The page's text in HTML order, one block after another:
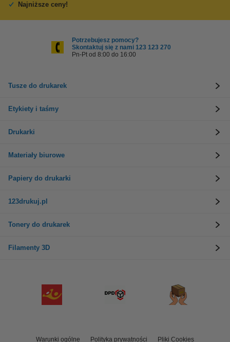
Najniższe ceny!
Potrzebujesz pomocy?
Skontaktuj się z nami 123 123 270
Pn-Pt od 8:00 do 16:00
Tusze do drukarek
Etykiety i taśmy
Drukarki
Materiały biurowe
Papiery do drukarki
123drukuj.pl
Tonery do drukarek
Filamenty 3D
Warunki ogólne Polityka prywatności Pliki Cookies